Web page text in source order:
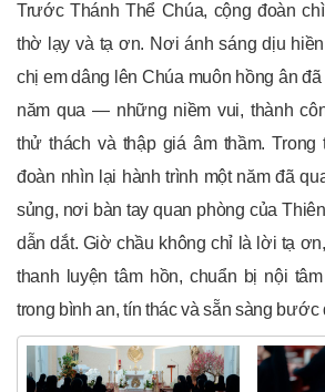
Trước Thánh Thể Chúa, cộng đoàn
thờ lạy và tạ ơn. Nơi ánh sáng dịu
chị em dâng lên Chúa muôn hồng ân
năm qua — những niềm vui, thành
thử thách và thập giá âm thầm. Trong
đoàn nhìn lại hành trình một năm đã
sủng, nơi bàn tay quan phòng của
dẫn dắt. Giờ chầu không chỉ là lời tạ
thanh luyện tâm hồn, chuẩn bị nội
trong bình an, tín thác và sẵn sàng bước